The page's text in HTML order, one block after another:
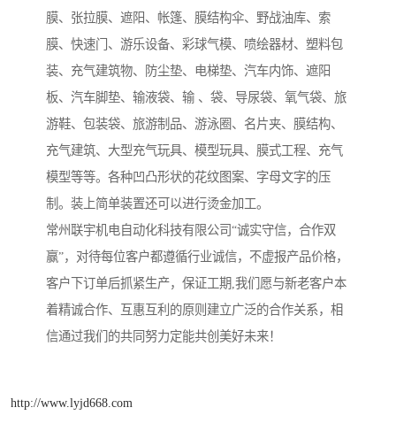
膜、张拉膜、遮阳、帐篷、膜结构伞、野战油库、索
膜、快速门、游乐设备、彩球气模、喷绘器材、塑料包
装、充气建筑物、防尘垫、电梯垫、汽车内饰、遮阳
板、汽车脚垫、输液袋、输 、袋、导尿袋、氧气袋、旅
游鞋、包装袋、旅游制品、游泳圈、名片夹、膜结构、
充气建筑、大型充气玩具、模型玩具、膜式工程、充气
模型等等。各种凹凸形状的花纹图案、字母文字的压
制。装上简单装置还可以进行烫金加工。
常州联宇机电自动化科技有限公司“诚实守信，合作双
赢”，对待每位客户都遵循行业诚信，不虚报产品价格，
客户下订单后抓紧生产，保证工期,我们愿与新老客户本
着精诚合作、互惠互利的原则建立广泛的合作关系，相
信通过我们的共同努力定能共创美好未来！
http://www.lyjd668.com